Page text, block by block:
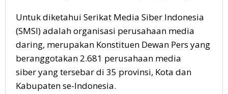
Untuk diketahui Serikat Media Siber Indonesia
(SMSI) adalah organisasi perusahaan media
daring, merupakan Konstituen Dewan Pers yang
beranggotakan 2.681 perusahaan media
siber yang tersebar di 35 provinsi, Kota dan
Kabupaten se-Indonesia.